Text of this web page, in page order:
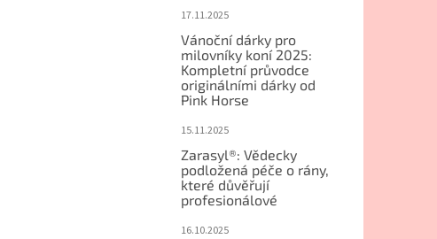
17.11.2025
Vánoční dárky pro
milovníky koní 2025:
Kompletní průvodce
originálními dárky od
Pink Horse
15.11.2025
Zarasyl®: Vědecky
podložená péče o rány,
které důvěřují
profesionálové
16.10.2025